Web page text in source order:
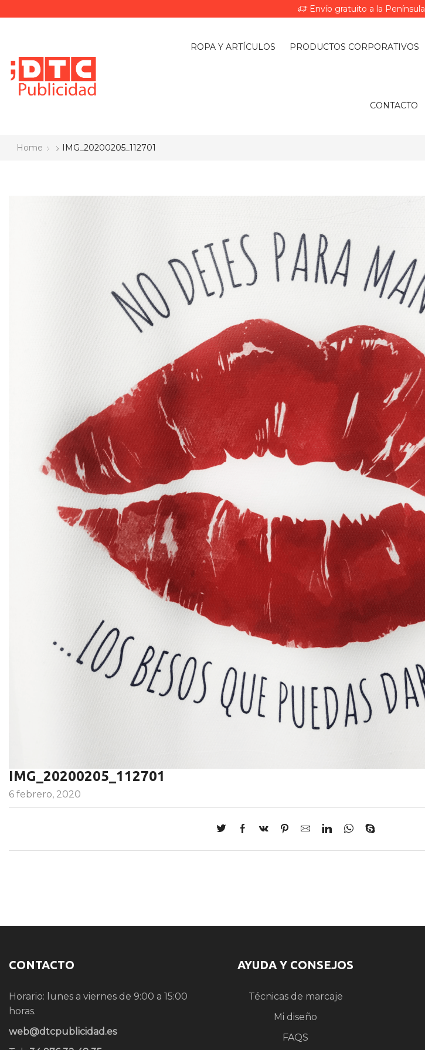
Envío gratuito a la Península
ROPA Y ARTÍCULOS PRODUCTOS CORPORATIVOS
CONTACTO
Home IMG_20200205_112701
IMG_20200205_112701
6 febrero, 2020
CONTACTO
Horario: lunes a viernes de 9:00 a 15:00
horas.
web@dtcpublicidad.es
AYUDA Y CONSEJOS
Técnicas de marcaje
Mi diseño
FAQS